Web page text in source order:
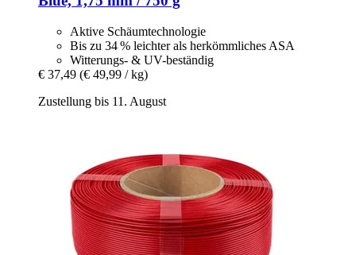
Aktive Schäumtechnologie
Bis zu 34 % leichter als herkömmliches ASA
Witterungs- & UV-beständig
€ 37,49 (€ 49,99 / kg)
Zustellung bis 11. August